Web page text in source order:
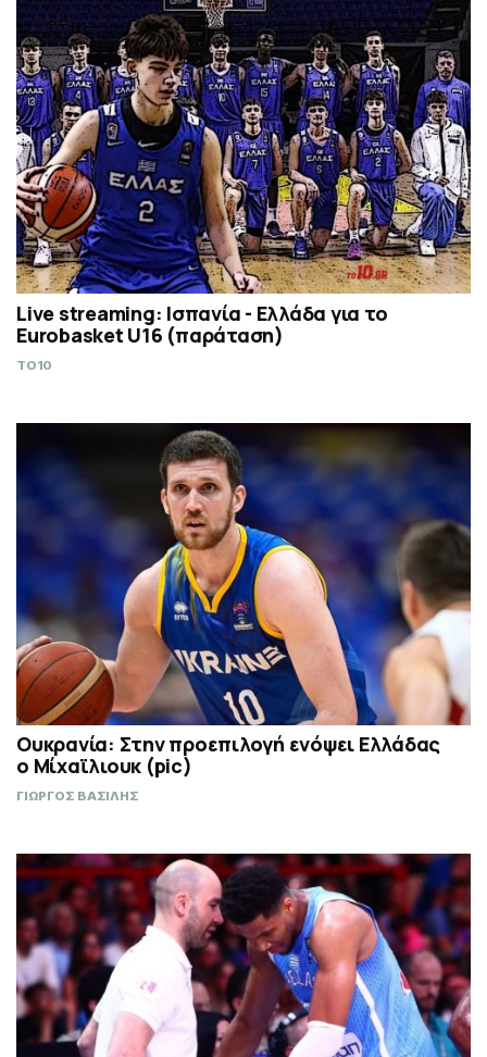
Live streaming: Ισπανία - Ελλάδα για το
Eurobasket U16 (παράταση)
TO10
Ουκρανία: Στην προεπιλογή ενόψει Ελλάδας
ο Μίχαϊλιουκ (pic)
ΓΙΩΡΓΟΣ ΒΑΣΙΛΗΣ